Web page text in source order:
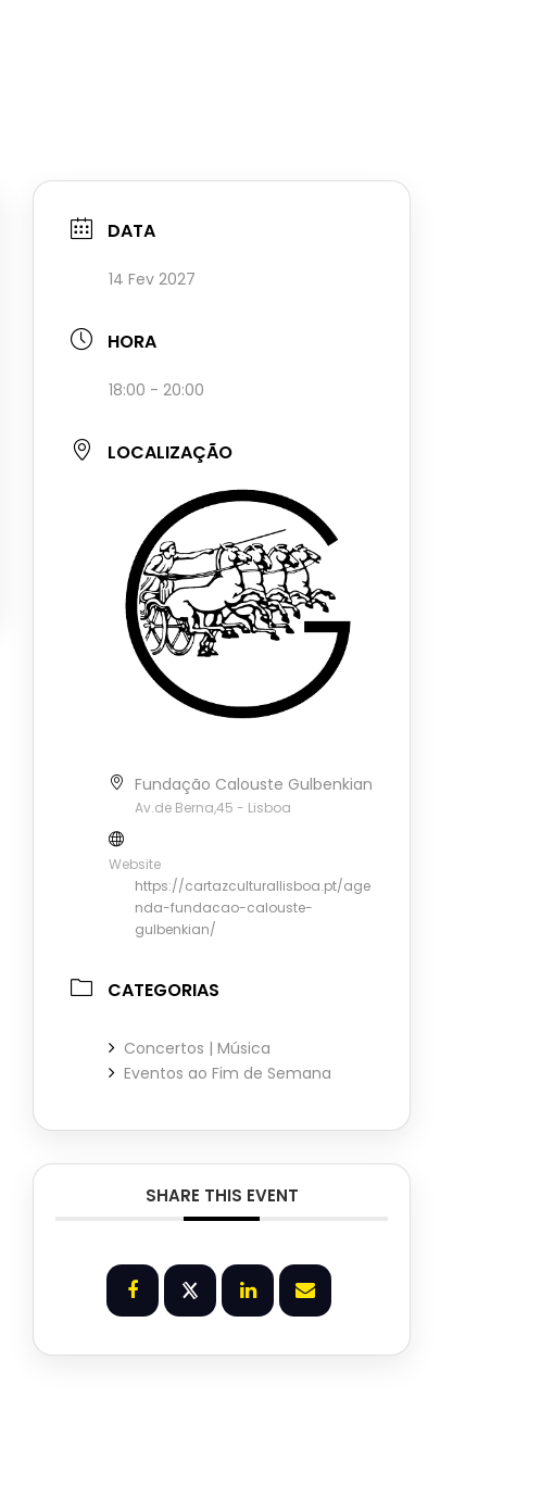
DATA
14 Fev 2027
HORA
18:00 - 20:00
LOCALIZAÇÃO
Fundação Calouste Gulbenkian
Av.de Berna,45 - Lisboa
Website
https://cartazculturallisboa.pt/age
nda-fundacao-calouste-
gulbenkian/
CATEGORIAS
Concertos | Música
Eventos ao Fim de Semana
SHARE THIS EVENT